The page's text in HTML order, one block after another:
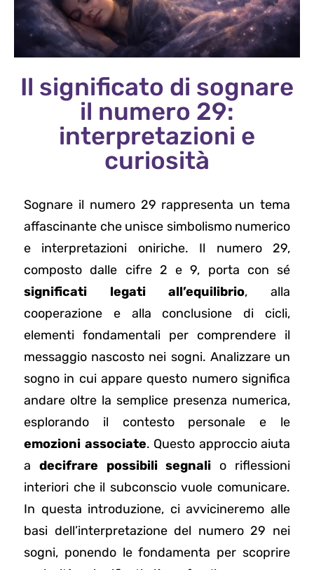
Il significato di sognare
il numero 29:
interpretazioni e
curiosità
Sognare il numero 29 rappresenta un tema
affascinante che unisce simbolismo numerico
e interpretazioni oniriche. Il numero 29,
composto dalle cifre 2 e 9, porta con sé
significati legati all’equilibrio, alla
cooperazione e alla conclusione di cicli,
elementi fondamentali per comprendere il
messaggio nascosto nei sogni. Analizzare un
sogno in cui appare questo numero significa
andare oltre la semplice presenza numerica,
esplorando il contesto personale e le
emozioni associate. Questo approccio aiuta
a decifrare possibili segnali o riflessioni
interiori che il subconscio vuole comunicare.
In questa introduzione, ci avvicineremo alle
basi dell’interpretazione del numero 29 nei
sogni, ponendo le fondamenta per scoprire